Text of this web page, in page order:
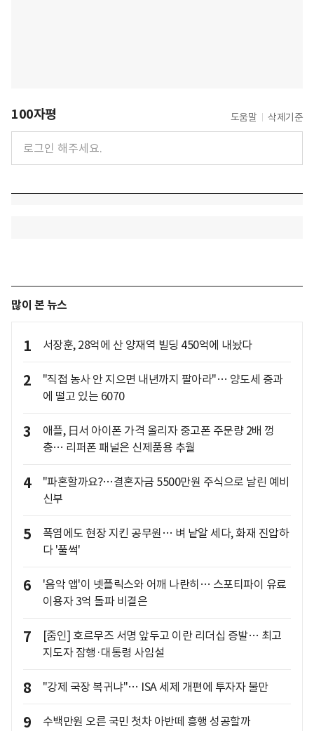
100자평 도움말 삭제기준
많이 본 뉴스
1 서장훈, 28억에 산 양재역 빌딩 450억에 내놨다
2
"직접 농사 안 지으면 내년까지 팔아라"… 양도세 중과
에 떨고 있는 6070
3
애플, 日서 아이폰 가격 올리자 중고폰 주문량 2배 껑
충… 리퍼폰 패널은 신제품용 추월
4
"파혼할까요?…결혼자금 5500만원 주식으로 날린 예비
신부
5
폭염에도 현장 지킨 공무원… 벼 낱알 세다, 화재 진압하
다 '풀썩'
6
'음악 앱'이 넷플릭스와 어깨 나란히… 스포티파이 유료
이용자 3억 돌파 비결은
7
[줌인] 호르무즈 서명 앞두고 이란 리더십 증발… 최고
지도자 잠행·대통령 사임설
8 "강제 국장 복귀냐"… ISA 세제 개편에 투자자 불만
9 수백만원 오른 국민 첫차 아반떼 흥행 성공할까